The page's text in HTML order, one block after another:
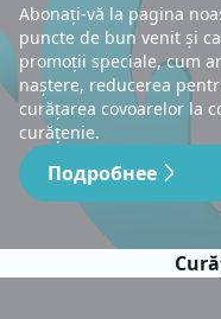
Abonați-vă la pagina
puncte de bun venit și
promoții speciale, cum
naștere, reducerea
curățarea covoarelor la
curățenie.
Подробнее